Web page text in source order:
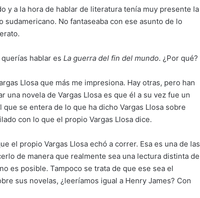
y a la hora de hablar de literatura tenía muy presente la
No fantaseaba con ese asunto de lo
hablar es La guerra del fin del mundo. ¿Por qué?
Llosa que más me impresiona. Hay otras, pero han
una novela de Vargas Llosa es que él a su vez fue un
se entera de lo que ha dicho Vargas Llosa sobre
con lo que el propio Vargas Llosa dice.
el propio Vargas Llosa echó a correr. Esa es una de las
de manera que realmente sea una lectura distinta de
es posible. Tampoco se trata de que ese sea el
sus novelas, ¿leeríamos igual a Henry James? Con